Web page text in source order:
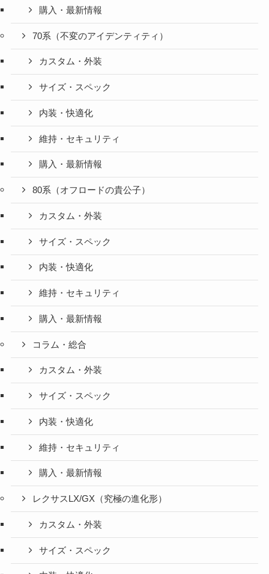
購入・最新情報
70系（不変のアイデンティティ）
カスタム・外装
サイズ・スペック
内装・快適化
維持・セキュリティ
購入・最新情報
80系（オフロードの貴公子）
カスタム・外装
サイズ・スペック
内装・快適化
維持・セキュリティ
購入・最新情報
コラム・総合
カスタム・外装
サイズ・スペック
内装・快適化
維持・セキュリティ
購入・最新情報
レクサスLX/GX（究極の進化形）
カスタム・外装
サイズ・スペック